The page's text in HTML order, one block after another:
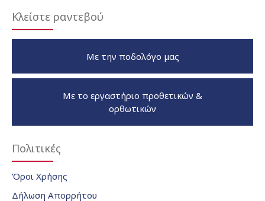
Κλείστε ραντεβού
Με την ποδολόγο μας
Με το εργαστήριο προθετικών &
ορθωτικών
Πολιτικές
Όροι Χρήσης
Δήλωση Απορρήτου